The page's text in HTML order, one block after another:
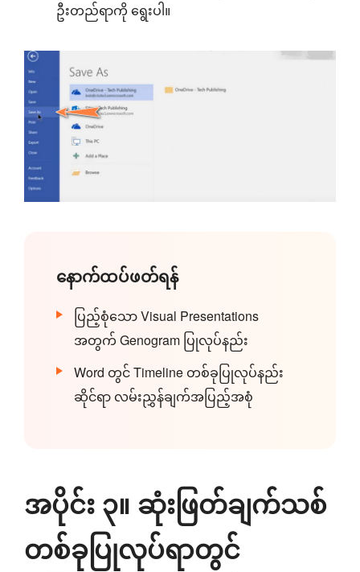
ဦးတည်ရာကို ရွေးပါ။
နောက်ထပ်ဖတ်ရန်
ပြည့်စုံသော Visual Presentations
အတွက် Genogram ပြုလုပ်နည်း
Word တွင် Timeline တစ်ခုပြုလုပ်နည်း
ဆိုင်ရာ လမ်းညွှန်ချက်အပြည့်အစုံ
အပိုင်း ၃။ ဆုံးဖြတ်ချက်သစ်
တစ်ခုပြုလုပ်ရာတွင်